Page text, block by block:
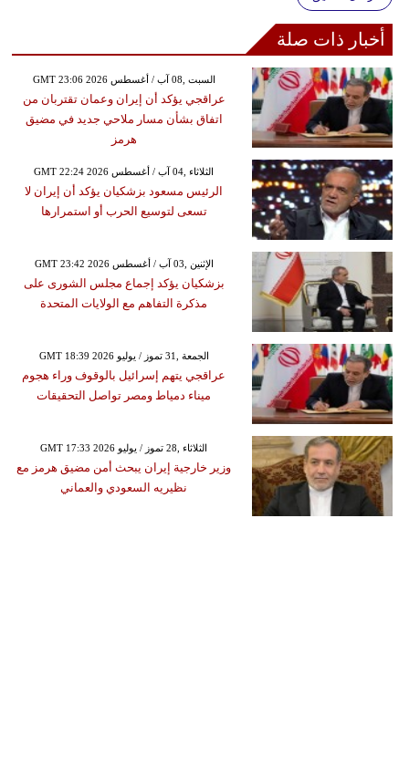
أخبار ذات صلة
GMT 23:06 2026 السبت ,08 آب / أغسطس
عراقجي يؤكد أن إيران وعمان تقتربان من
اتفاق بشأن مسار ملاحي جديد في مضيق
هرمز
GMT 22:24 2026 الثلاثاء ,04 آب / أغسطس
الرئيس مسعود بزشكيان يؤكد أن إيران لا
تسعى لتوسيع الحرب أو استمرارها
GMT 23:42 2026 الإثنين ,03 آب / أغسطس
بزشكيان يؤكد إجماع مجلس الشورى على
مذكرة التفاهم مع الولايات المتحدة
GMT 18:39 2026 الجمعة ,31 تموز / يوليو
عراقجي يتهم إسرائيل بالوقوف وراء هجوم
ميناء دمياط ومصر تواصل التحقيقات
GMT 17:33 2026 الثلاثاء ,28 تموز / يوليو
وزير خارجية إيران يبحث أمن مضيق هرمز مع
نظيريه السعودي والعماني